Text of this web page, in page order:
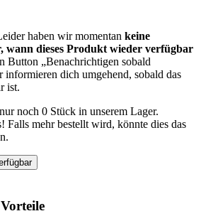
haben wir momentan keine
wann dieses Produkt wieder verfügbar
Button „Benachrichtigen sobald
dich umgehend, sobald das
ist.
noch 0 Stück in unserem Lager.
Falls mehr bestellt wird, könnte dies das